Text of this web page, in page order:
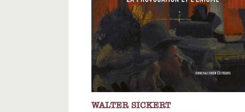
WALTER SICKERT